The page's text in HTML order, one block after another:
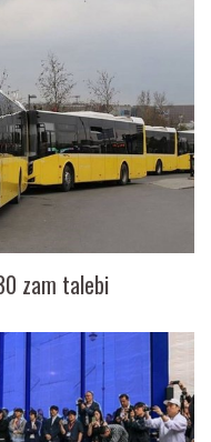
zam talebi